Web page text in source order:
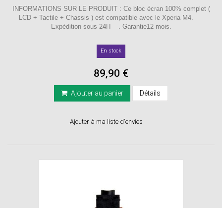
INFORMATIONS SUR LE PRODUIT : Ce bloc écran 100% complet (
LCD + Tactile + Chassis ) est compatible avec le Xperia M4.
Expédition sous 24H . Garantie12 mois.
En stock
89,90 €
Ajouter au panier Détails
Ajouter à ma liste d'envies